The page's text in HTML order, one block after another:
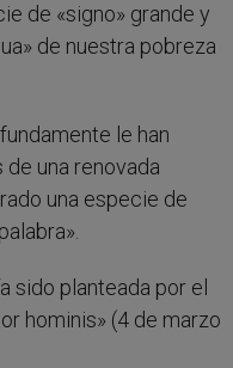
de «signo» grande y
de nuestra pobreza
le han
una renovada
una especie de
sido planteada por el
hominis» (4 de marzo